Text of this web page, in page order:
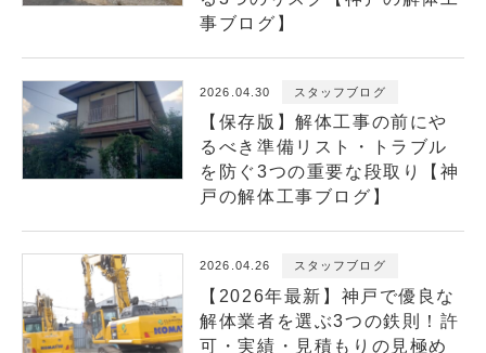
事ブログ】
2026.04.30 スタッフブログ
【保存版】解体工事の前にや
るべき準備リスト・トラブル
を防ぐ3つの重要な段取り【神
戸の解体工事ブログ】
2026.04.26 スタッフブログ
【2026年最新】神戸で優良な
解体業者を選ぶ3つの鉄則！許
可・実績・見積もりの見極め